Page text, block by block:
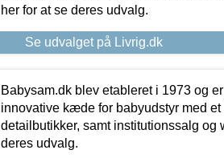
her for at se deres udvalg.
Se udvalget på Livrig.dk
Babysam.dk blev etableret i 1973 og
innovative kæde for babyudstyr med
detailbutikker, samt institutionssalg og
deres udvalg.